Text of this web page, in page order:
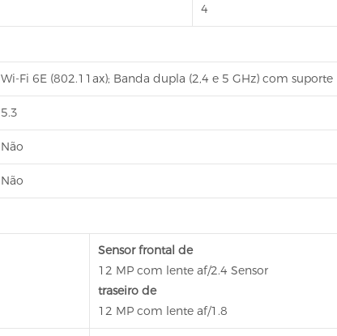
4
Wi-Fi 6E (802.11ax); Banda dupla (2,4 e 5 GHz) com suporte
5.3
Não
Não
Sensor frontal de
12 MP com lente af/2.4 Sensor
traseiro de
12 MP com lente af/1.8